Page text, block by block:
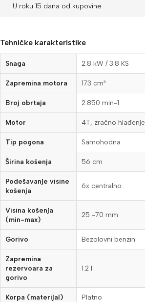
U roku 15 dana od kupovine
Tehničke karakteristike
Snaga 2.8 kW / 3.8 KS
Zapremina motora 173 cm³
Broj obrtaja 2.850 min-1
Motor 4T, zračno hlađenje
Tip pogona Samohodna
Širina košenja 56 cm
Podešavanje visine
košenja
6x centralno
Visina košenja
(min-max)
25 -70 mm
Gorivo Bezolovni benzin
Zapremina
rezervoara za
gorivo
1.2 l
Korpa (materijal) Platno